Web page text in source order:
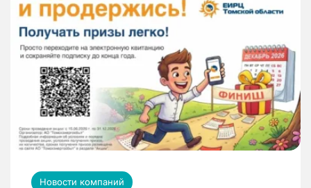
Новости компаний